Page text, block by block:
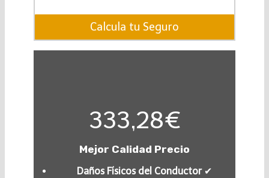
Calcula tu Seguro
333,28€
Mejor Calidad Precio
Daños Físicos del Conductor✔︎